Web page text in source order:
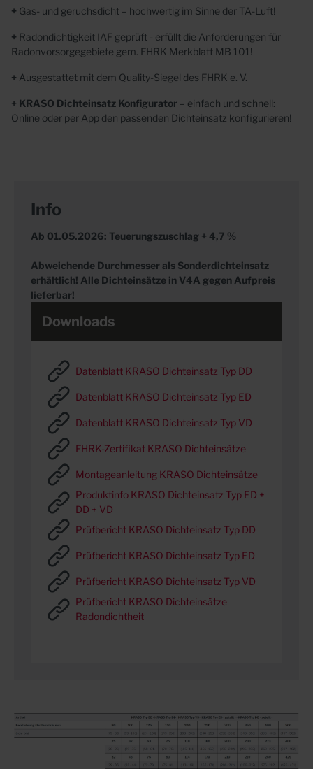
+ Gas- und geruchsdicht – hochwertig im Sinne der TA-Luft!
+ Radondichtigkeit IAF geprüft - erfüllt die Anforderungen für
Radonvorsorgegebiete gem. FHRK Merkblatt MB 101!
+ Ausgestattet mit dem Quality-Siegel des FHRK e. V.
+ KRASO Dichteinsatz Konfigurator – einfach und schnell:
Online oder per App den passenden Dichteinsatz konfigurieren!
Info
Ab 01.05.2026: Teuerungszuschlag + 4,7 %
Abweichende Durchmesser als Sonderdichteinsatz
erhältlich! Alle Dichteinsätze in V4A gegen Aufpreis
lieferbar!
Downloads
Datenblatt KRASO Dichteinsatz Typ DD
Datenblatt KRASO Dichteinsatz Typ ED
Datenblatt KRASO Dichteinsatz Typ VD
FHRK-Zertifikat KRASO Dichteinsätze
Montageanleitung KRASO Dichteinsätze
Produktinfo KRASO Dichteinsatz Typ ED +
DD + VD
Prüfbericht KRASO Dichteinsatz Typ DD
Prüfbericht KRASO Dichteinsatz Typ ED
Prüfbericht KRASO Dichteinsatz Typ VD
Prüfbericht KRASO Dichteinsätze
Radondichtheit